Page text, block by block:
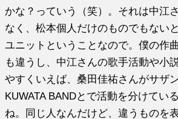
かな？っていう（笑）。それは中江
なく、松本個人だけのものでもない
ユニットということなので。僕の作
も違うし、中江さんの歌手活動や小
やすくいえば、桑田佳祐さんがサザ
KUWATA BANDとで活動を分けてい
ね。同じ人なんだけど、違うものを